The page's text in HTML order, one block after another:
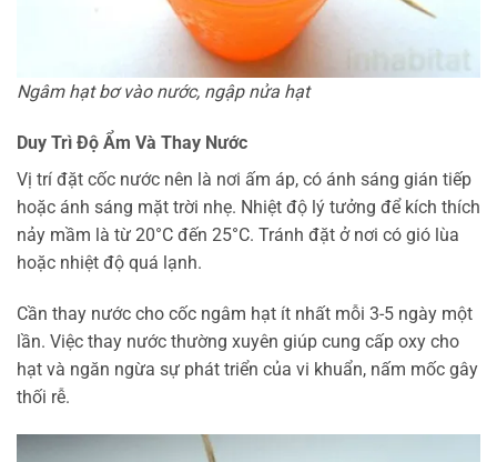
Ngâm hạt bơ vào nước, ngập nửa hạt
Duy Trì Độ Ẩm Và Thay Nước
Vị trí đặt cốc nước nên là nơi ấm áp, có ánh sáng gián tiếp
hoặc ánh sáng mặt trời nhẹ. Nhiệt độ lý tưởng để kích thích
nảy mầm là từ 20°C đến 25°C. Tránh đặt ở nơi có gió lùa
hoặc nhiệt độ quá lạnh.
Cần thay nước cho cốc ngâm hạt ít nhất mỗi 3-5 ngày một
lần. Việc thay nước thường xuyên giúp cung cấp oxy cho
hạt và ngăn ngừa sự phát triển của vi khuẩn, nấm mốc gây
thối rễ.